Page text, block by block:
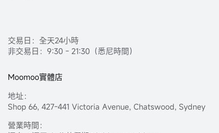
交易日：全天24小時
非交易日：9:30 - 21:30（悉尼時間）
Moomoo實體店
地址：
Shop 66, 427-441 Victoria Avenue, Chatswood, Sydney
營業時間：